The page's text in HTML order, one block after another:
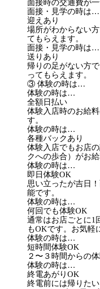
面接時の交通費が
面接・見学の時は…
迎えあり
場所がわからない
てもらえます。
面接・見学の時は…
送りあり
帰りの足がない方
ってもらえます。
③ 体験の時は…
体験の時は…
全額日払い
体験入店時のお給
す。
体験の時は…
各種バックあり
体験入店でもお店
クへの歩合）がお
体験の時は…
即日体験OK
思い立ったが吉日
能です。
体験の時は…
何回でも体験OK
通常はお店ごとに1
もOKです。お気軽
体験の時は…
短時間体験OK
２〜３時間からの
体験の時は…
終電あがりOK
終電前には帰りた